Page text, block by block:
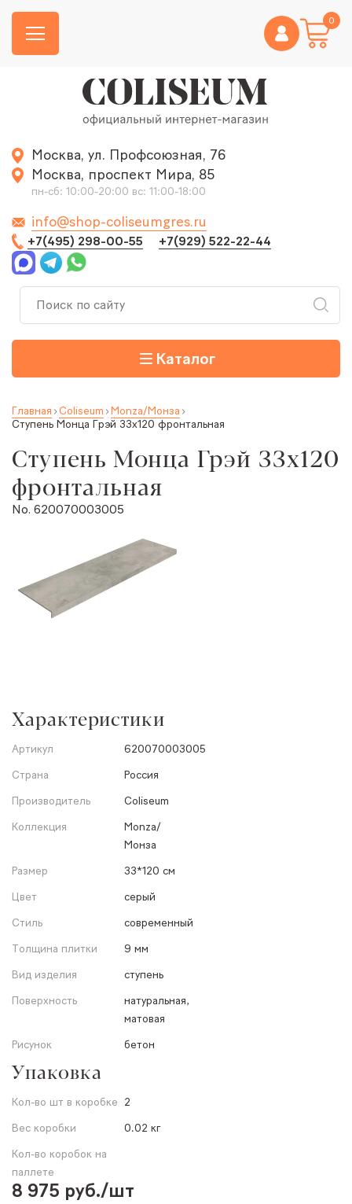
0
Москва, ул. Профсоюзная, 76
Москва, проспект Мира, 85
пн-сб: 10:00-20:00 вс: 11:00-18:00
info@shop-coliseumgres.ru
+7(495) 298-00-55 +7(929) 522-22-44
Каталог
Главная Coliseum Monza/Монза
Ступень Монца Грэй 33x120 фронтальная
Ступень Монца Грэй 33x120
фронтальная
No. 620070003005
Характеристики
Артикул
620070003005
Страна
Россия
Производитель
Coliseum
Коллекция
Monza/
Монза
Размер
33*120 см
Цвет
серый
Стиль
современный
Толщина плитки
9 мм
Вид изделия
ступень
Поверхность
натуральная,
матовая
Рисунок
бетон
Упаковка
Кол-во шт в коробке 2
Вес коробки
0.02 кг
Кол-во коробок на
паллете
8 975 руб./шт